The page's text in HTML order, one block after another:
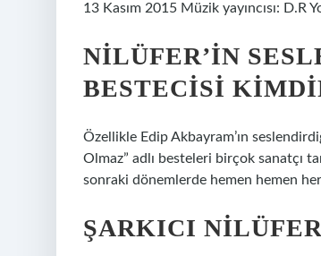
13 Kasım 2015 Müzik yayıncısı:
NILÜFER’IN
BESTECISI
Özellikle Edip Akbayram’ın
Olmaz” adlı besteleri birçok sanatçı
sonraki dönemlerde hemen hemen
ŞARKICI